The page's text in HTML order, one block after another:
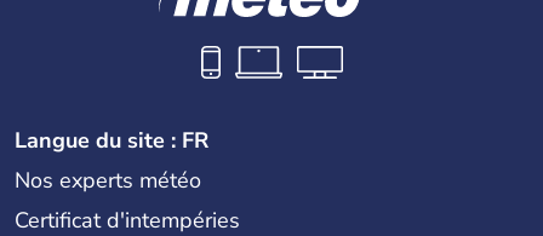
Langue du site : FR
Nos experts météo
Certificat d'intempéries